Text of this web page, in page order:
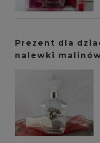
Prezent dla
nalewki